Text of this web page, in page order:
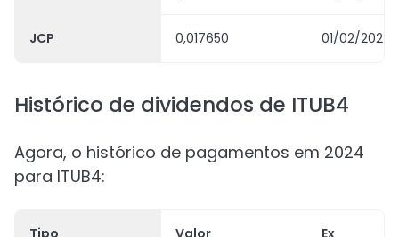
JCP 0,017650 01/02/2024
Histórico de dividendos de ITUB4
Agora, o histórico de pagamentos em 2024
para ITUB4:
Tipo Valor Ex